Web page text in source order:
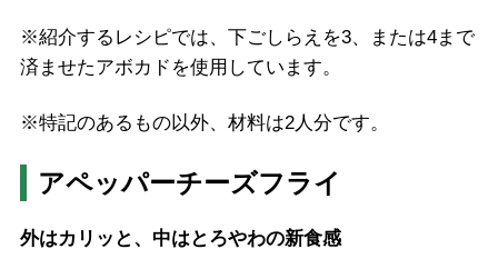
※紹介するレシピでは、下ごしらえを3、または4まで
済ませたアボカドを使用しています。
※特記のあるもの以外、材料は2人分です。
アペッパーチーズフライ
外はカリッと、中はとろやわの新食感